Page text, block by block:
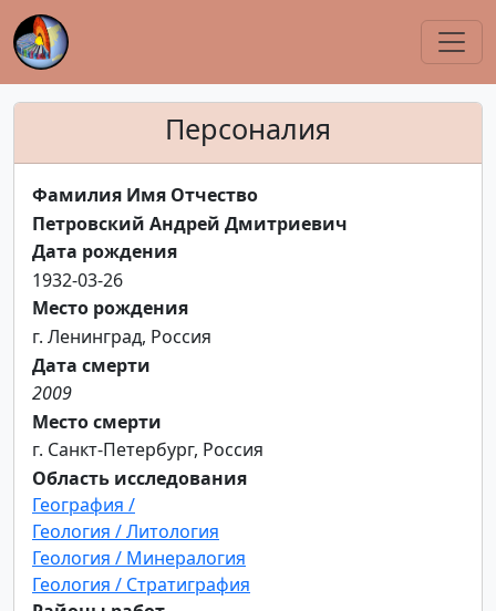
Персоналия
Фамилия Имя Отчество
Петровский Андрей Дмитриевич
Дата рождения
1932-03-26
Место рождения
г. Ленинград, Россия
Дата смерти
2009
Место смерти
г. Санкт-Петербург, Россия
Область исследования
География /
Геология / Литология
Геология / Минералогия
Геология / Стратиграфия